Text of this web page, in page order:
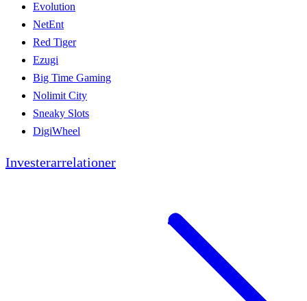
Evolution
NetEnt
Red Tiger
Ezugi
Big Time Gaming
Nolimit City
Sneaky Slots
DigiWheel
Investerarrelationer